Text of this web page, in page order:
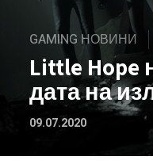
GAMING НОВИНИ
Little Hope
дата на
09.07.2020